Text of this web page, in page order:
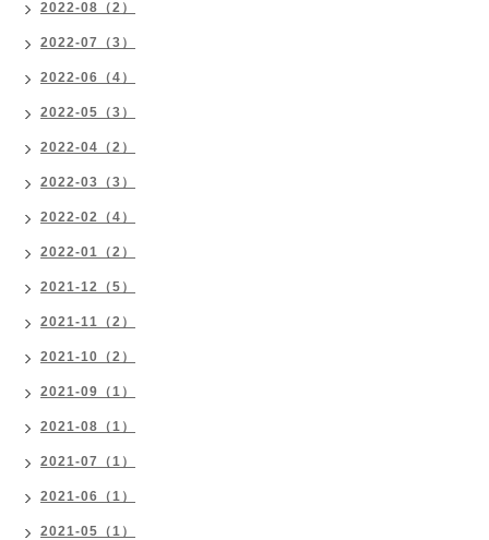
2022-08（2）
2022-07（3）
2022-06（4）
2022-05（3）
2022-04（2）
2022-03（3）
2022-02（4）
2022-01（2）
2021-12（5）
2021-11（2）
2021-10（2）
2021-09（1）
2021-08（1）
2021-07（1）
2021-06（1）
2021-05（1）